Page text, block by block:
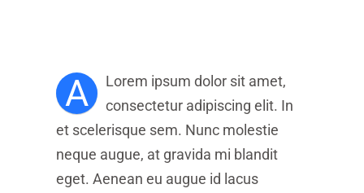
A
Lorem ipsum dolor sit amet,
consectetur adipiscing elit. In
et scelerisque sem. Nunc molestie
neque augue, at gravida mi blandit
eget. Aenean eu augue id lacus